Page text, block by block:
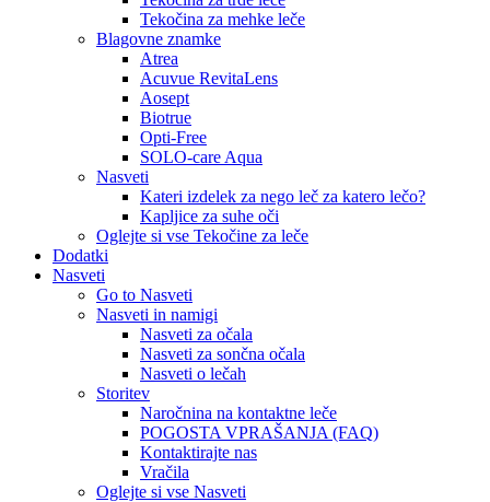
Tekočina za mehke leče
Blagovne znamke
Atrea
Acuvue RevitaLens
Aosept
Biotrue
Opti-Free
SOLO-care Aqua
Nasveti
Kateri izdelek za nego leč za katero lečo?
Kapljice za suhe oči
Oglejte si vse Tekočine za leče
Dodatki
Nasveti
Go to Nasveti
Nasveti in namigi
Nasveti za očala
Nasveti za sončna očala
Nasveti o lečah
Storitev
Naročnina na kontaktne leče
POGOSTA VPRAŠANJA (FAQ)
Kontaktirajte nas
Vračila
Oglejte si vse Nasveti